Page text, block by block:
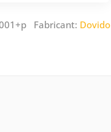
Fabricant: Dovido